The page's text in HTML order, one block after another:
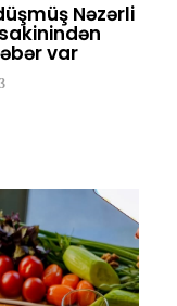
Nəzərli
var